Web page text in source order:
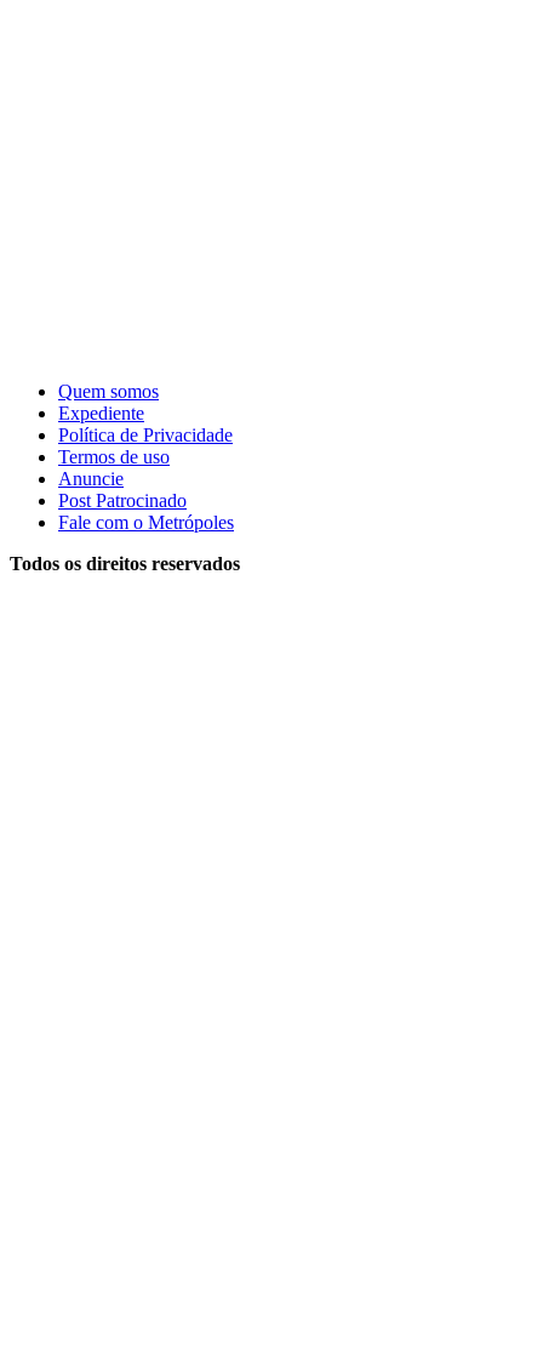
Quem somos
Expediente
Política de Privacidade
Termos de uso
Anuncie
Post Patrocinado
Fale com o Metrópoles
Todos os direitos reservados